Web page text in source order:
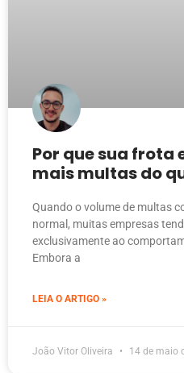
Por que sua frota
mais multas do
Quando o volume de multas
normal, muitas empresas
exclusivamente ao
Embora a
LEIA O ARTIGO »
João Vitor Oliveira 14 de maio